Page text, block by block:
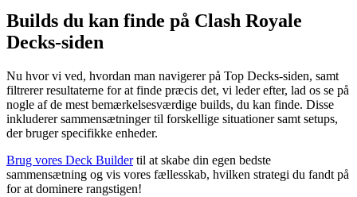
Builds du kan finde på Clash Royale
Decks-siden
Nu hvor vi ved, hvordan man navigerer på Top Decks-siden, samt
filtrerer resultaterne for at finde præcis det, vi leder efter, lad os se på
nogle af de mest bemærkelsesværdige builds, du kan finde. Disse
inkluderer sammensætninger til forskellige situationer samt setups,
der bruger specifikke enheder.
Brug vores Deck Buildertil at skabe din egen bedste
sammensætning og vis vores fællesskab, hvilken strategi du fandt på
for at dominere rangstigen!